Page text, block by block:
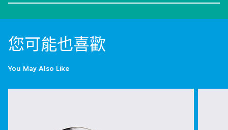
您可能也喜歡
You May Also Like